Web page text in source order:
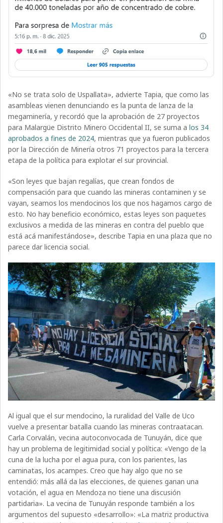
«No se trata solo de Uspallata», advierte Tapia, que como las
asambleas vienen denunciando es la punta de lanza de la
megaminería, y recordó que la aprobación de 27 proyectos
para Malargüe Distrito Minero Occidental II, se suma alos 34
aprobados a fines de 2024, mientras que ya fueron publicados
por la Dirección de Minería otros 71 proyectos para la tercera
etapa de la política para explotar el sur provincial.
«Son leyes que bajan regalías, que crean fondos de
compensación para que cuando las mineras contaminen y se
vayan, seamos los mendocinos los que nos hagamos cargo de
esto. No hay beneficio económico, estas leyes son paquetes
exclusivos a medida de las mineras en contra del pueblo que
está acá manifestándose», describe Tapia en una plaza que no
parece dar licencia social.
Al igual que el sur mendocino, la ruralidad del Valle de Uco
vuelve a presentar batalla cuando las mineras contraatacan.
Carla Corvalán, vecina autoconvocada de Tunuyán, dice que
hay un problema de legitimidad social y política: «Vengo de la
cuna de la lucha por el agua pura, con los parientes, las
caminatas, los acampes. Creo que hay algo que no se
entendió: más allá da las elecciones, de quienes ganan una
votación, el agua en Mendoza no tiene una discusión
partidaria». La vecina de Tunuyán responde también a los
argumentos del supuesto «desarrollo»: «La matriz productiva